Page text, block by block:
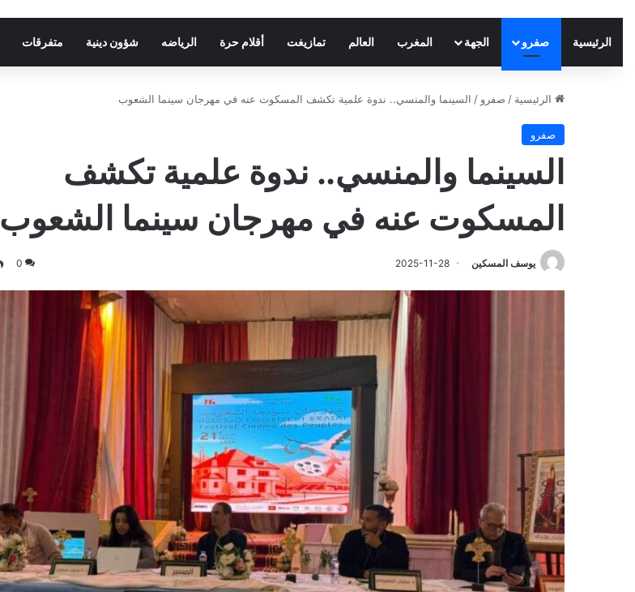
الرئيسية صفرو الجهة المغرب العالم تمازيغت أقلام حرة الرياضه شؤون دينية متفرقات
الرئيسية / صفرو / السينما والمنسي.. ندوة علمية تكشف المسكوت عنه في مهرجان سينما الشعوب
صفرو
السينما والمنسي.. ندوة علمية تكشف
المسكوت عنه في مهرجان سينما الشعوب
يوسف المسكين 2025-11-28
0